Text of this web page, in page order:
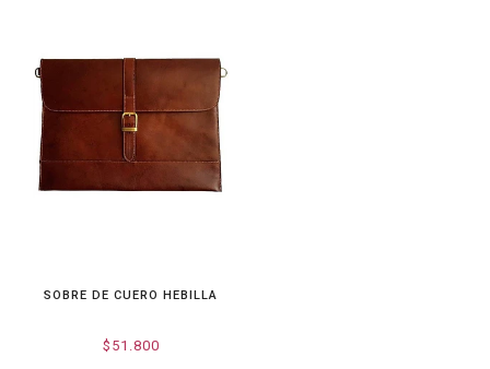
SOBRE DE CUERO HEBILLA
$51.800